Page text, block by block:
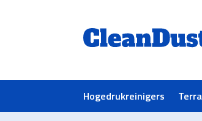
Hogedrukreinigers